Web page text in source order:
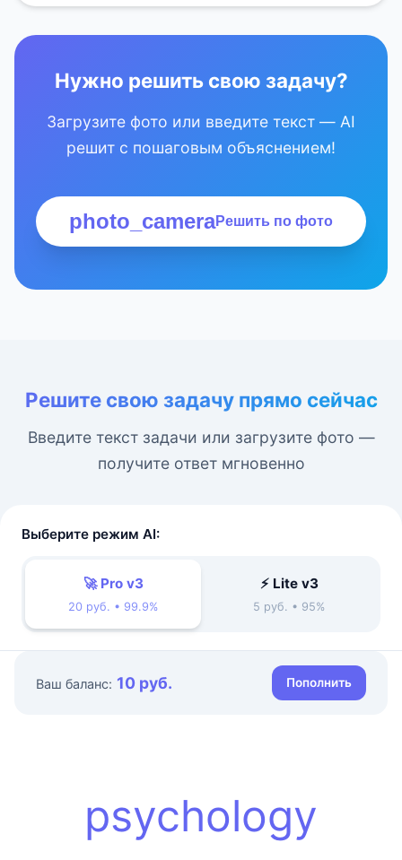
Нужно решить свою задачу?
Загрузите фото или введите текст — AI
решит с пошаговым объяснением!
photo_cameraРешить по фото
Решите свою задачу прямо сейчас
Введите текст задачи или загрузите фото —
получите ответ мгновенно
Выберите режим AI:
🚀 Pro v3
20 руб. • 99.9%
⚡ Lite v3
5 руб. • 95%
Ваш баланс: 10 руб. Пополнить
psychology